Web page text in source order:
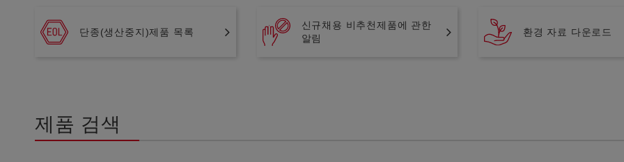
단종(생산중지)제품 목록
신규채용 비추천제품에 관한
알림
환경 자료 다운로드
제품 검색